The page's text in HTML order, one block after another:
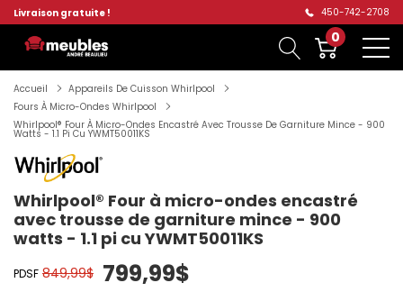
Livraison gratuite ! 450-742-2708
0
Accueil
Appareils De Cuisson Whirlpool
Fours À Micro-Ondes Whirlpool
Whirlpool® Four À Micro-Ondes Encastré Avec Trousse De Garniture Mince - 900
Watts - 1.1 Pi Cu YWMT50011KS
Whirlpool® Four à micro-ondes encastré
avec trousse de garniture mince - 900
watts - 1.1 pi cu YWMT50011KS
PDSF 849,99$ 799,99$